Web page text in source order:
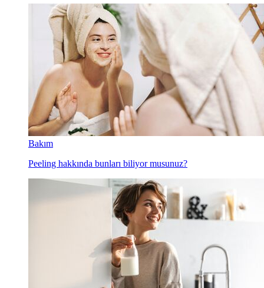
Bakım
Peeling hakkında bunları biliyor musunuz?